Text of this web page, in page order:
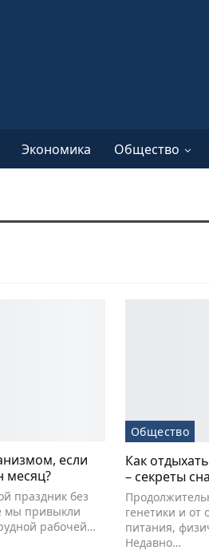
Экономика Общество
если
месяц?
праздник без
мы привыкли
рабочей…
Общество
Как
– секреты сна
генетики и от
питания,
Недавно…